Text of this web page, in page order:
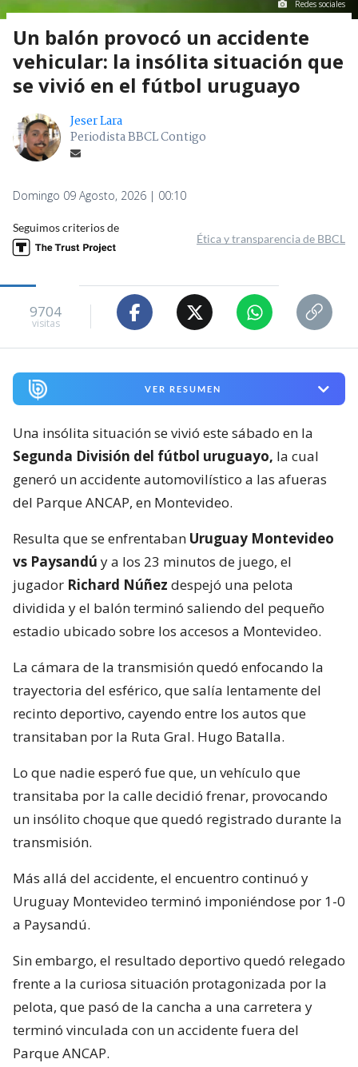
Redes sociales
Un balón provocó un accidente
vehicular: la insólita situación que
se vivió en el fútbol uruguayo
Jeser Lara
Periodista BBCL Contigo
Domingo 09 Agosto, 2026 | 00:10
Seguimos criterios de
Ética y transparencia de BBCL
9704
visitas
VER RESUMEN
Una insólita situación se vivió este sábado en la
Segunda División del fútbol uruguayo, la cual
generó un accidente automovilístico a las afueras
del Parque ANCAP, en Montevideo.
Resulta que se enfrentaban Uruguay Montevideo
vs Paysandú y a los 23 minutos de juego, el
jugador Richard Núñez despejó una pelota
dividida y el balón terminó saliendo del pequeño
estadio ubicado sobre los accesos a Montevideo.
La cámara de la transmisión quedó enfocando la
trayectoria del esférico, que salía lentamente del
recinto deportivo, cayendo entre los autos que
transitaban por la Ruta Gral. Hugo Batalla.
Lo que nadie esperó fue que, un vehículo que
transitaba por la calle decidió frenar, provocando
un insólito choque que quedó registrado durante la
transmisión.
Más allá del accidente, el encuentro continuó y
Uruguay Montevideo terminó imponiéndose por 1-0
a Paysandú.
Sin embargo, el resultado deportivo quedó relegado
frente a la curiosa situación protagonizada por la
pelota, que pasó de la cancha a una carretera y
terminó vinculada con un accidente fuera del
Parque ANCAP.